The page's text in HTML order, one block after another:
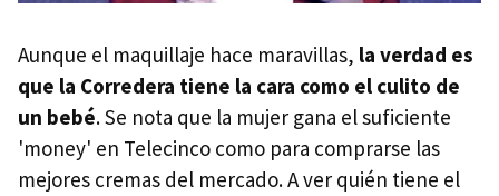
Aunque el maquillaje hace maravillas, la verdad es
que la Corredera tiene la cara como el culito de
un bebé. Se nota que la mujer gana el suficiente
'money' en Telecinco como para comprarse las
mejores cremas del mercado. A ver quién tiene el